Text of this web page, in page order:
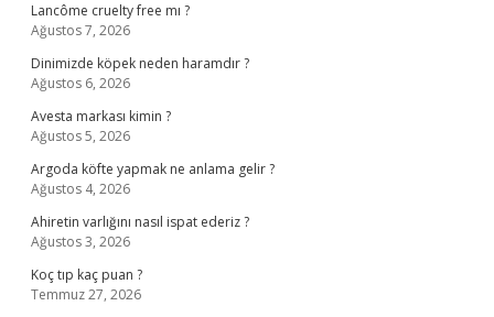
Lancôme cruelty free mı ?
Ağustos 7, 2026
Dinimizde köpek neden haramdır ?
Ağustos 6, 2026
Avesta markası kimin ?
Ağustos 5, 2026
Argoda köfte yapmak ne anlama gelir ?
Ağustos 4, 2026
Ahiretin varlığını nasıl ispat ederiz ?
Ağustos 3, 2026
Koç tıp kaç puan ?
Temmuz 27, 2026